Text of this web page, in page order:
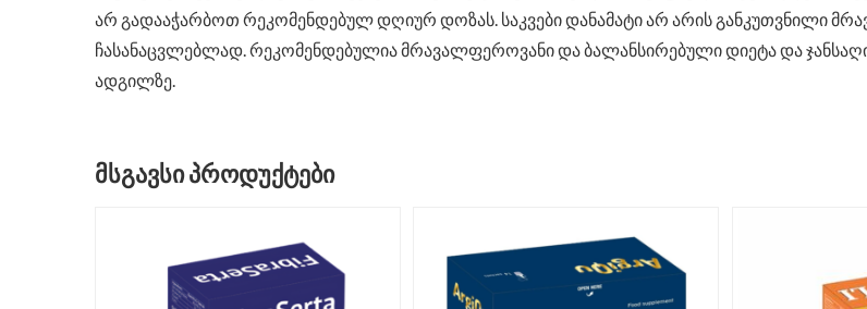
არ გადააჭარბოთ რეკომენდებულ დღიურ დოზას. საკვები დანამატი არ არის განკუთვნილი
ჩასანაცვლებლად. რეკომენდებულია მრავალფეროვანი და ბალანსირებული დიეტა და ჯანსაღი
ადგილზე.
ᲛᲡᲒᲐᲕᲡᲘ ᲞᲠᲝᲓᲣᲥᲢᲔᲑᲘ